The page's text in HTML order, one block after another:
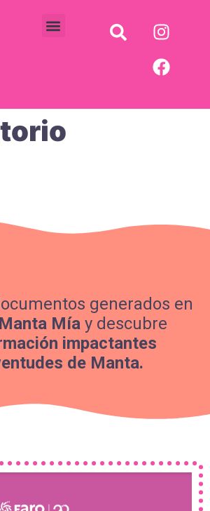
generados en
Manta Mía y descubre
impactantes
de Manta.